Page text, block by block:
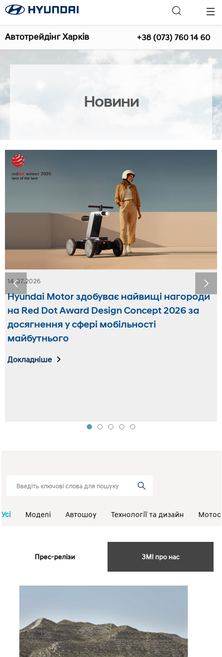
+38 (073) 760 14 60
Автотрейдінг Харків
Новини
14.07.2026
Hyundai Motor здобуває найвищі нагороди
на Red Dot Award Design Concept 2026 за
досягнення у сфері мобільності
майбутнього
Докладніше
Усі Моделі Автошоу Технології та дизайн
Прес-релізи ЗМІ про нас